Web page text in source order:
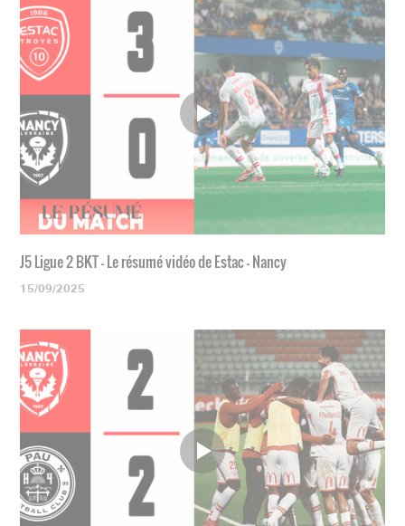
J5 Ligue 2 BKT - Le résumé vidéo de Estac - Nancy
15/09/2025